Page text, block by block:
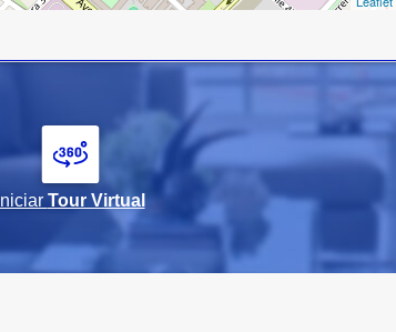
Iniciar Tour Virtual